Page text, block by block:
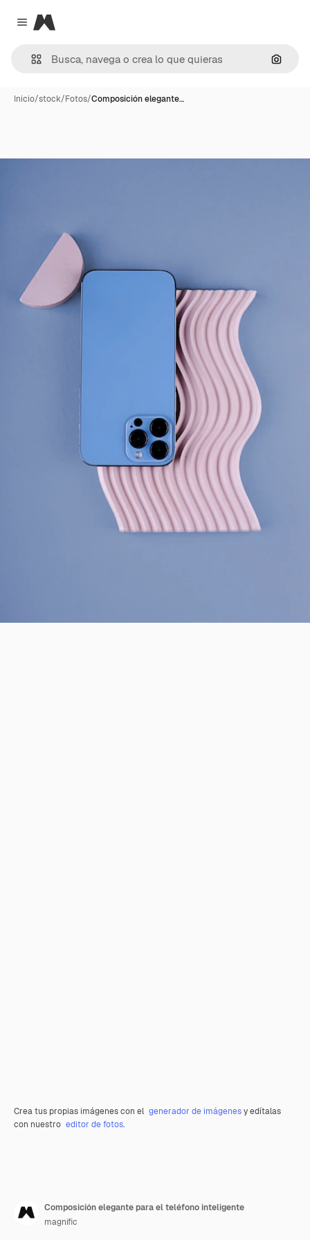
Close menu
Magnific
Inicio/stock/Fotos/Composición elegante…
Crea tus propias imágenes con el generador de imágenesy edítalas
con nuestro editor de fotos.
Composición elegante para el teléfono inteligente
magnific